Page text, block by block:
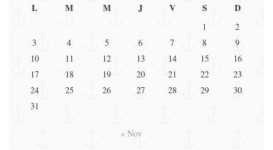
L M M J V S D
1
2
3
4 5 6 7 8
9
10
11 12 13 14 15
16
17
18 19 20 21 22
23
24
25 26 27 28 29
30
31
« Nov